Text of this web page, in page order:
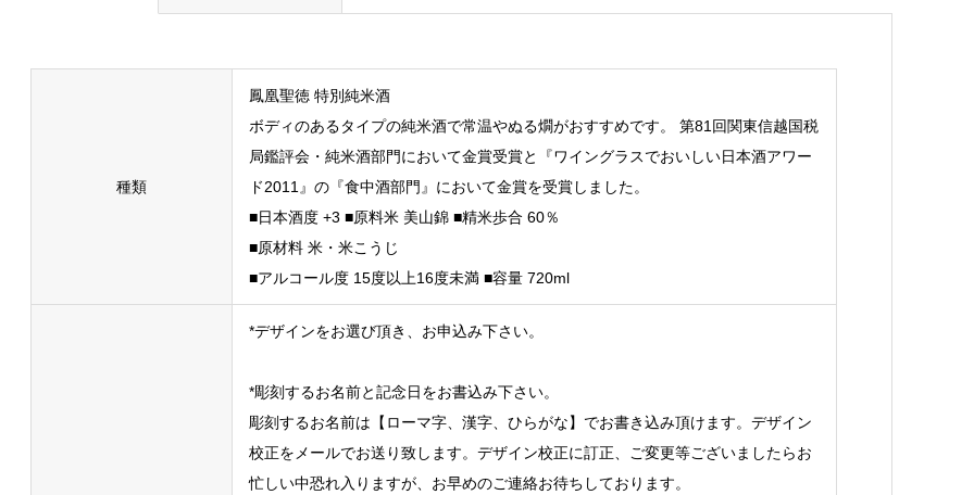
種類
鳳凰聖徳 特別純米酒
ボディのあるタイプの純米酒で常温やぬる燗がおすすめです。 第81回関東信越国税
局鑑評会・純米酒部門において金賞受賞と『ワイングラスでおいしい日本酒アワー
ド2011』の『食中酒部門』において金賞を受賞しました。
■日本酒度 +3 ■原料米 美山錦 ■精米歩合 60％
■原材料 米・米こうじ
■アルコール度 15度以上16度未満 ■容量 720ml
*デザインをお選び頂き、お申込み下さい。
*彫刻するお名前と記念日をお書込み下さい。
彫刻するお名前は【ローマ字、漢字、ひらがな】でお書き込み頂けます。デザイン
校正をメールでお送り致します。デザイン校正に訂正、ご変更等ございましたらお
忙しい中恐れ入りますが、お早めのご連絡お待ちしております。